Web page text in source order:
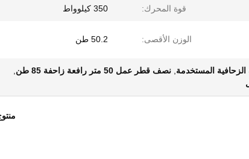
قوة المحرك: 350 كيلوواط
الوزن الأقصى: 50.2 طن
نصف قطر عمل 50 متر رافعة زاحفة 85 طن